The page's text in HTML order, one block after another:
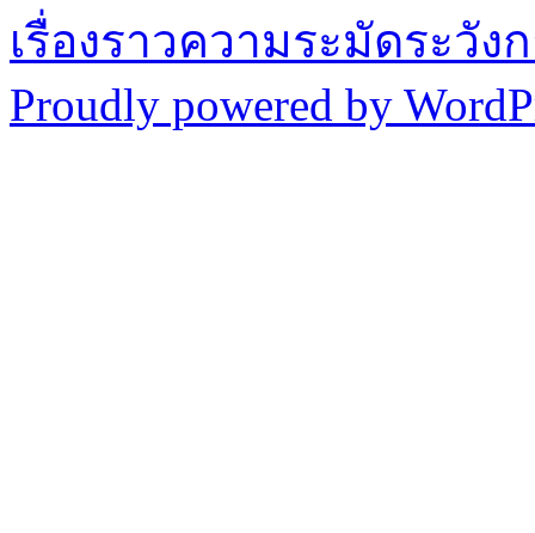
เรื่องราวความระมัดระวัง
Proudly powered by